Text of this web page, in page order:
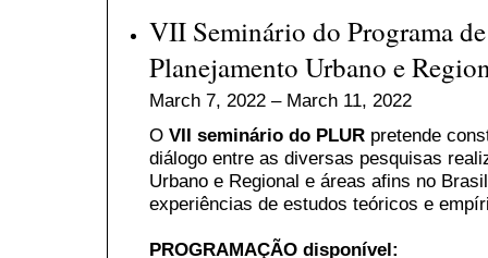
VII Seminário do Programa
Planejamento Urbano e
March 7, 2022 – March 11, 2022
O VII seminário do PLUR pretende
diálogo entre as diversas pesquisas
Urbano e Regional e áreas afins no
experiências de estudos teóricos e
PROGRAMAÇÃO disponível: